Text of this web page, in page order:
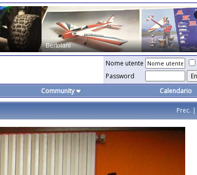
Nome utente
Password
Community Calendario
Prec. |